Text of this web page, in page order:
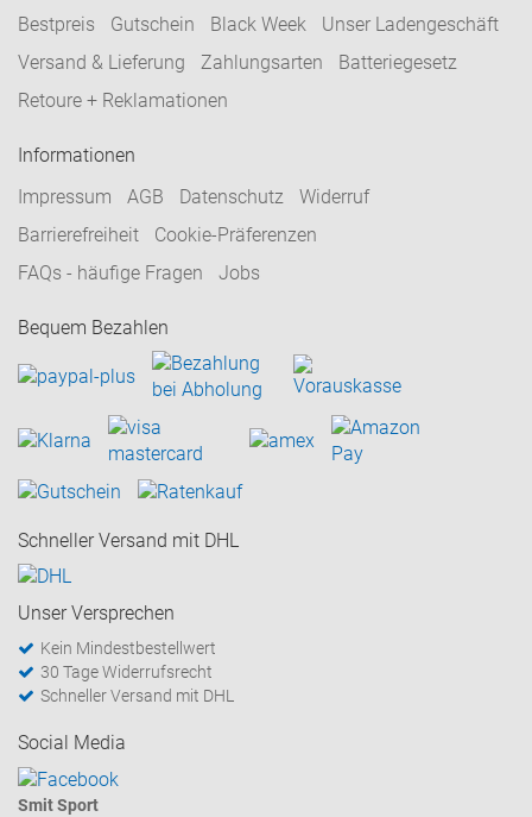
Bestpreis
Gutschein Black Week
Unser Ladengeschäft
Versand & Lieferung
Zahlungsarten
Batteriegesetz
Retoure + Reklamationen
Informationen
Impressum
AGB Datenschutz
Widerruf
Barrierefreiheit
Cookie-Präferenzen
FAQs - häufige Fragen
Jobs
Bequem Bezahlen
Schneller Versand mit DHL
Unser Versprechen
Kein Mindestbestellwert
30 Tage Widerrufsrecht
Schneller Versand mit DHL
Social Media
Smit Sport